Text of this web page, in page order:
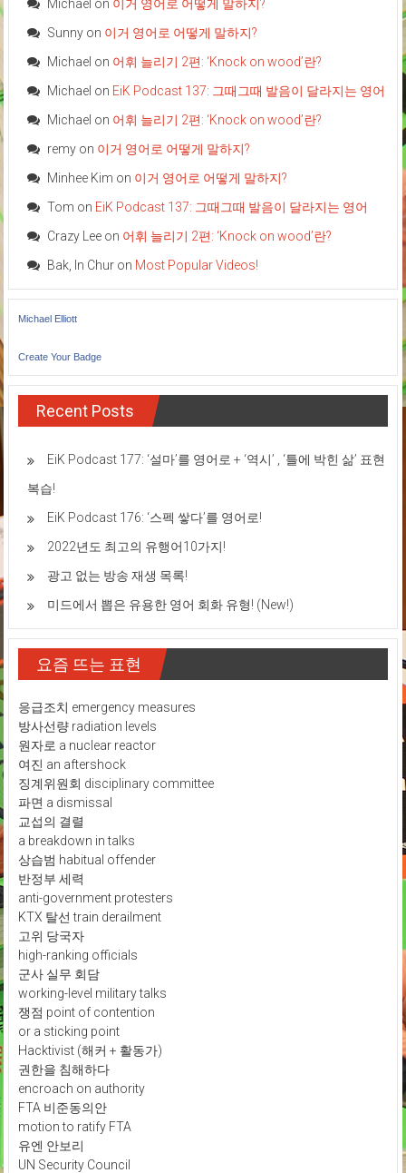
Michael on 이거 영어로 어떻게 말하지?
Sunnyon 이거 영어로 어떻게 말하지?
Michael on 어휘 늘리기 2편: ‘Knock on wood’란?
Michael on EiK Podcast 137: 그때그때 발음이 달라지는 영어
Michael on 어휘 늘리기 2편: ‘Knock on wood’란?
remyon 이거 영어로 어떻게 말하지?
Minhee Kim on 이거 영어로 어떻게 말하지?
Tom on EiK Podcast 137: 그때그때 발음이 달라지는 영어
Crazy Leeon 어휘 늘리기 2편: ‘Knock on wood’란?
Bak, In Churon Most Popular Videos!
Michael Elliott
Create Your Badge
Recent Posts
EiK Podcast 177: ‘설마’를 영어로 + ‘역시’ , ‘틀에 박힌 삶’ 표현
복습!
EiK Podcast 176: ‘스펙 쌓다’를 영어로!
2022년도 최고의 유행어10가지!
광고 없는 방송 재생 목록!
미드에서 뽑은 유용한 영어 회화 유형! (New!)
요즘 뜨는 표현
응급조치 emergency measures
방사선량 radiation levels
원자로 a nuclear reactor
여진 an aftershock
징계위원회 disciplinary committee
파면 a dismissal
교섭의 결렬
a breakdown in talks
상습범 habitual offender
반정부 세력
anti-government protesters
KTX 탈선 train derailment
고위 당국자
high-ranking officials
군사 실무 회담
working-level military talks
쟁점 point of contention
or a sticking point
Hacktivist (해커 + 활동가)
권한을 침해하다
encroach on authority
FTA 비준동의안
motion to ratify FTA
유엔 안보리
UN Security Council